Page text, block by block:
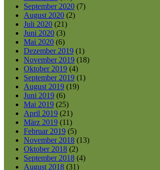
September 2020 (7)
August 2020 (2)
Juli 2020 (21)
Juni 2020 (3)
Mai 2020 (6)
Dezember 2019 (1)
November 2019 (18)
Oktober 2019 (4)
September 2019 (1)
August 2019 (19)
Juni 2019 (6)
Mai 2019 (25)
April 2019 (21)
März 2019 (11)
Februar 2019 (5)
November 2018 (13)
Oktober 2018 (2)
September 2018 (4)
August 2018 (31)